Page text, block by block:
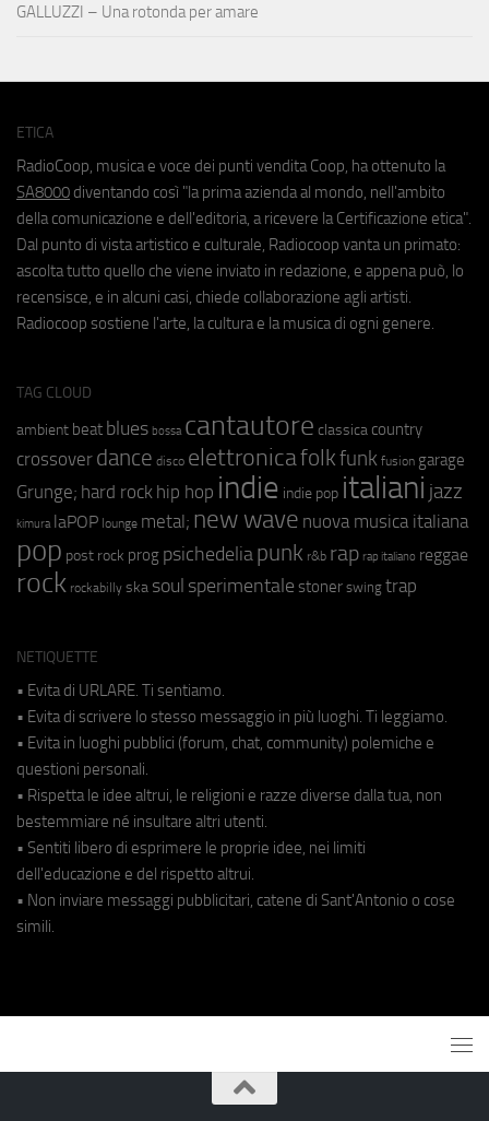
GALLUZZI – Una rotonda per amare
ETICA
RadioCoop, musica e voce dei punti vendita Coop, ha ottenuto la
SA8000 diventando così "la prima azienda al mondo, nell'ambito
della comunicazione e dell'editoria, a ricevere la Certificazione etica".
Dal punto di vista artistico e culturale, Radiocoop vanta un primato:
ascolta tutto quello che viene inviato in redazione, e appena può, lo
recensisce, e in alcuni casi, chiede collaborazione agli artisti.
Radiocoop sostiene l'arte, la cultura e la musica di ogni genere.
TAG CLOUD
ambient beat blues bossa cantautore classica country
crossover dance disco elettronicafolkfunk fusion garage
Grunge; hard rock hip hop indie indie pop italiani jazz
kimura laPOP lounge metal; new wave nuova musica italiana
pop post rock prog psichedeliapunk r&b rap rap italiano reggae
rock rockabilly ska soul sperimentale stoner swing trap
NETIQUETTE
• Evita di URLARE. Ti sentiamo.
• Evita di scrivere lo stesso messaggio in più luoghi. Ti leggiamo.
• Evita in luoghi pubblici (forum, chat, community) polemiche e
questioni personali.
• Rispetta le idee altrui, le religioni e razze diverse dalla tua, non
bestemmiare né insultare altri utenti.
• Sentiti libero di esprimere le proprie idee, nei limiti
dell'educazione e del rispetto altrui.
• Non inviare messaggi pubblicitari, catene di Sant'Antonio o cose
simili.